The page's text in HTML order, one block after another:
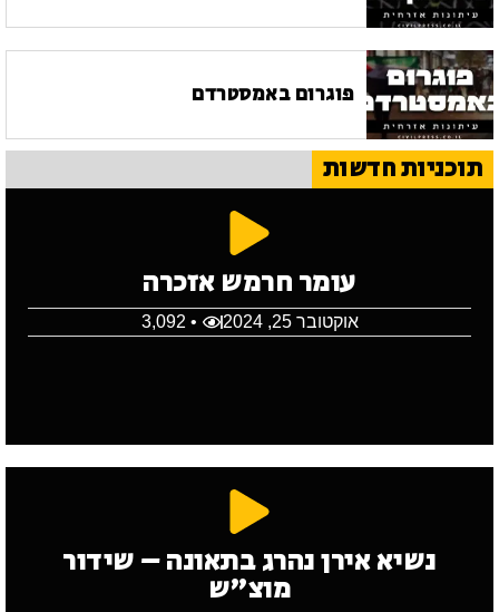
פוגרום באמסטרדם
תוכניות חדשות
עומר חרמש אזכרה
אוקטובר 25, 2024 • 3,092
נשיא אירן נהרג בתאונה – שידור
מוצ"ש